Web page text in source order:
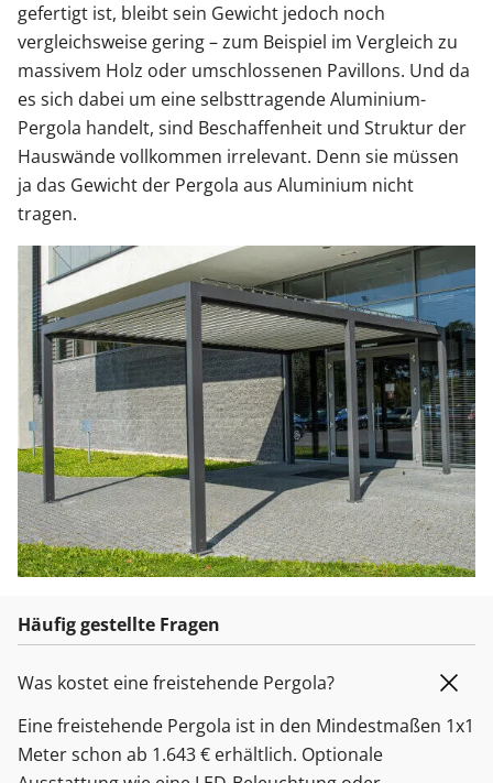
gefertigt ist, bleibt sein Gewicht jedoch noch
vergleichsweise gering – zum Beispiel im Vergleich zu
massivem Holz oder umschlossenen Pavillons. Und da
es sich dabei um eine selbsttragende Aluminium-
Pergola handelt, sind Beschaffenheit und Struktur der
Hauswände vollkommen irrelevant. Denn sie müssen
ja das Gewicht der Pergola aus Aluminium nicht
tragen.
Häufig gestellte Fragen
Was kostet eine freistehende Pergola?
Eine freistehende Pergola ist in den Mindestmaßen 1x1
Meter schon ab 1.643 € erhältlich. Optionale